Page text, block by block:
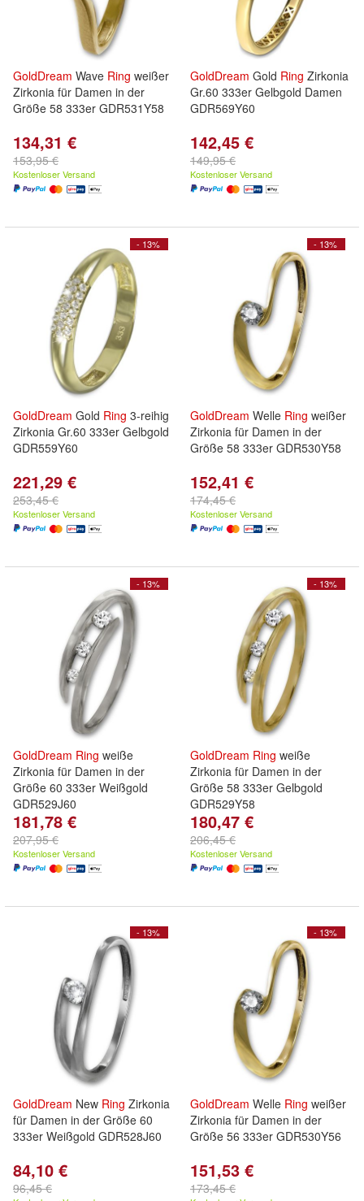
GoldDream Wave Ring weißer
Zirkonia für Damen in der
Größe 58 333er GDR531Y58
134,31 €
153,95 €
Kostenloser Versand
GoldDream Gold Ring Zirkonia
Gr.60 333er Gelbgold Damen
GDR569Y60
142,45 €
149,95 €
Kostenloser Versand
- 13%
GoldDream Gold Ring 3-reihig
Zirkonia Gr.60 333er Gelbgold
GDR559Y60
221,29 €
253,45 €
Kostenloser Versand
- 13%
GoldDream Welle Ring weißer
Zirkonia für Damen in der
Größe 58 333er GDR530Y58
152,41 €
174,45 €
Kostenloser Versand
- 13%
GoldDream Ring weiße
Zirkonia für Damen in der
Größe 60 333er Weißgold
GDR529J60
181,78 €
207,95 €
Kostenloser Versand
- 13%
GoldDream Ring weiße
Zirkonia für Damen in der
Größe 58 333er Gelbgold
GDR529Y58
180,47 €
206,45 €
Kostenloser Versand
- 13%
GoldDream New Ring Zirkonia
für Damen in der Größe 60
333er Weißgold GDR528J60
84,10 €
96,45 €
- 13%
GoldDream Welle Ring weißer
Zirkonia für Damen in der
Größe 56 333er GDR530Y56
151,53 €
173,45 €